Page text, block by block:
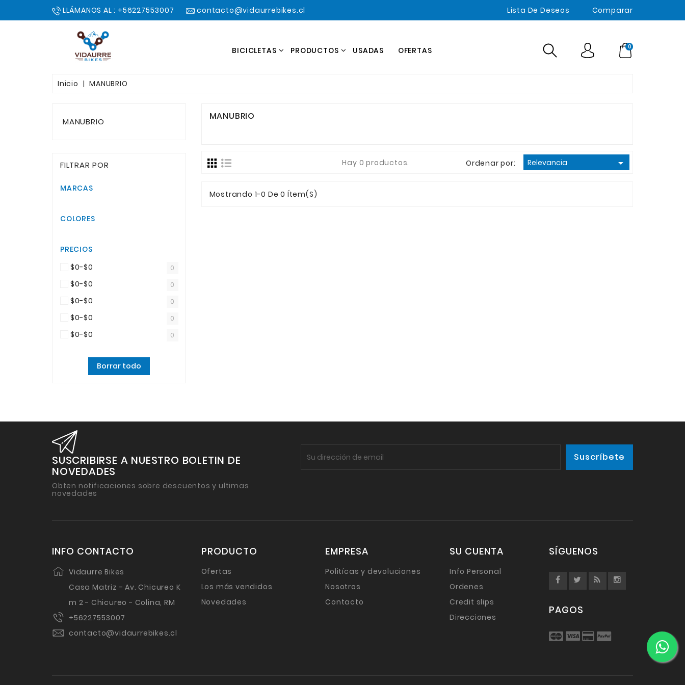
LLÁMANOS AL : +56227553007 contacto@vidaurrebikes.cl Lista De Deseos Comparar
BICICLETAS PRODUCTOS USADAS OFERTAS 0
Inicio MANUBRIO
MANUBRIO
FILTRAR POR
MARCAS
COLORES
PRECIOS
$0-$0
0
$0-$0 0
$0-$0 0
$0-$0 0
$0-$0 0
Borrar todo
MANUBRIO
Hay 0 productos. Ordenar por: Relevancia 
Mostrando 1-0 De 0 Ítem(s)
SUSCRIBIRSE A NUESTRO BOLETIN DE
NOVEDADES
Obten notificaciones sobre descuentos y ultimas
novedades
INFO CONTACTO
Vidaurre Bikes
Casa Matriz - Av. Chicureo K
m 2 - Chicureo - Colina, RM
+56227553007
contacto@vidaurrebikes.cl
PRODUCTO
Ofertas
Los más vendidos
Novedades
EMPRESA
Politícas y devoluciones
Nosotros
Contacto
SU CUENTA
Info Personal
Ordenes
Credit slips
Direcciones
SÍGUENOS
PAGOS